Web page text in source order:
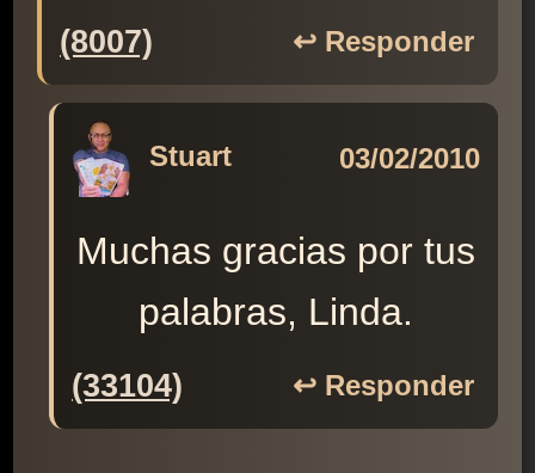
(8007) ↩️ Responder
Stuart 03/02/2010
Muchas gracias por tus
palabras, Linda.
(33104) ↩️ Responder